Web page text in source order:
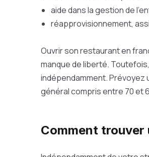
aide dans la gestion de
réapprovisionnement,
Ouvrir son restaurant en
manque de liberté.
indépendamment. Prévoyez
général compris entre 70 et
Comment trouver